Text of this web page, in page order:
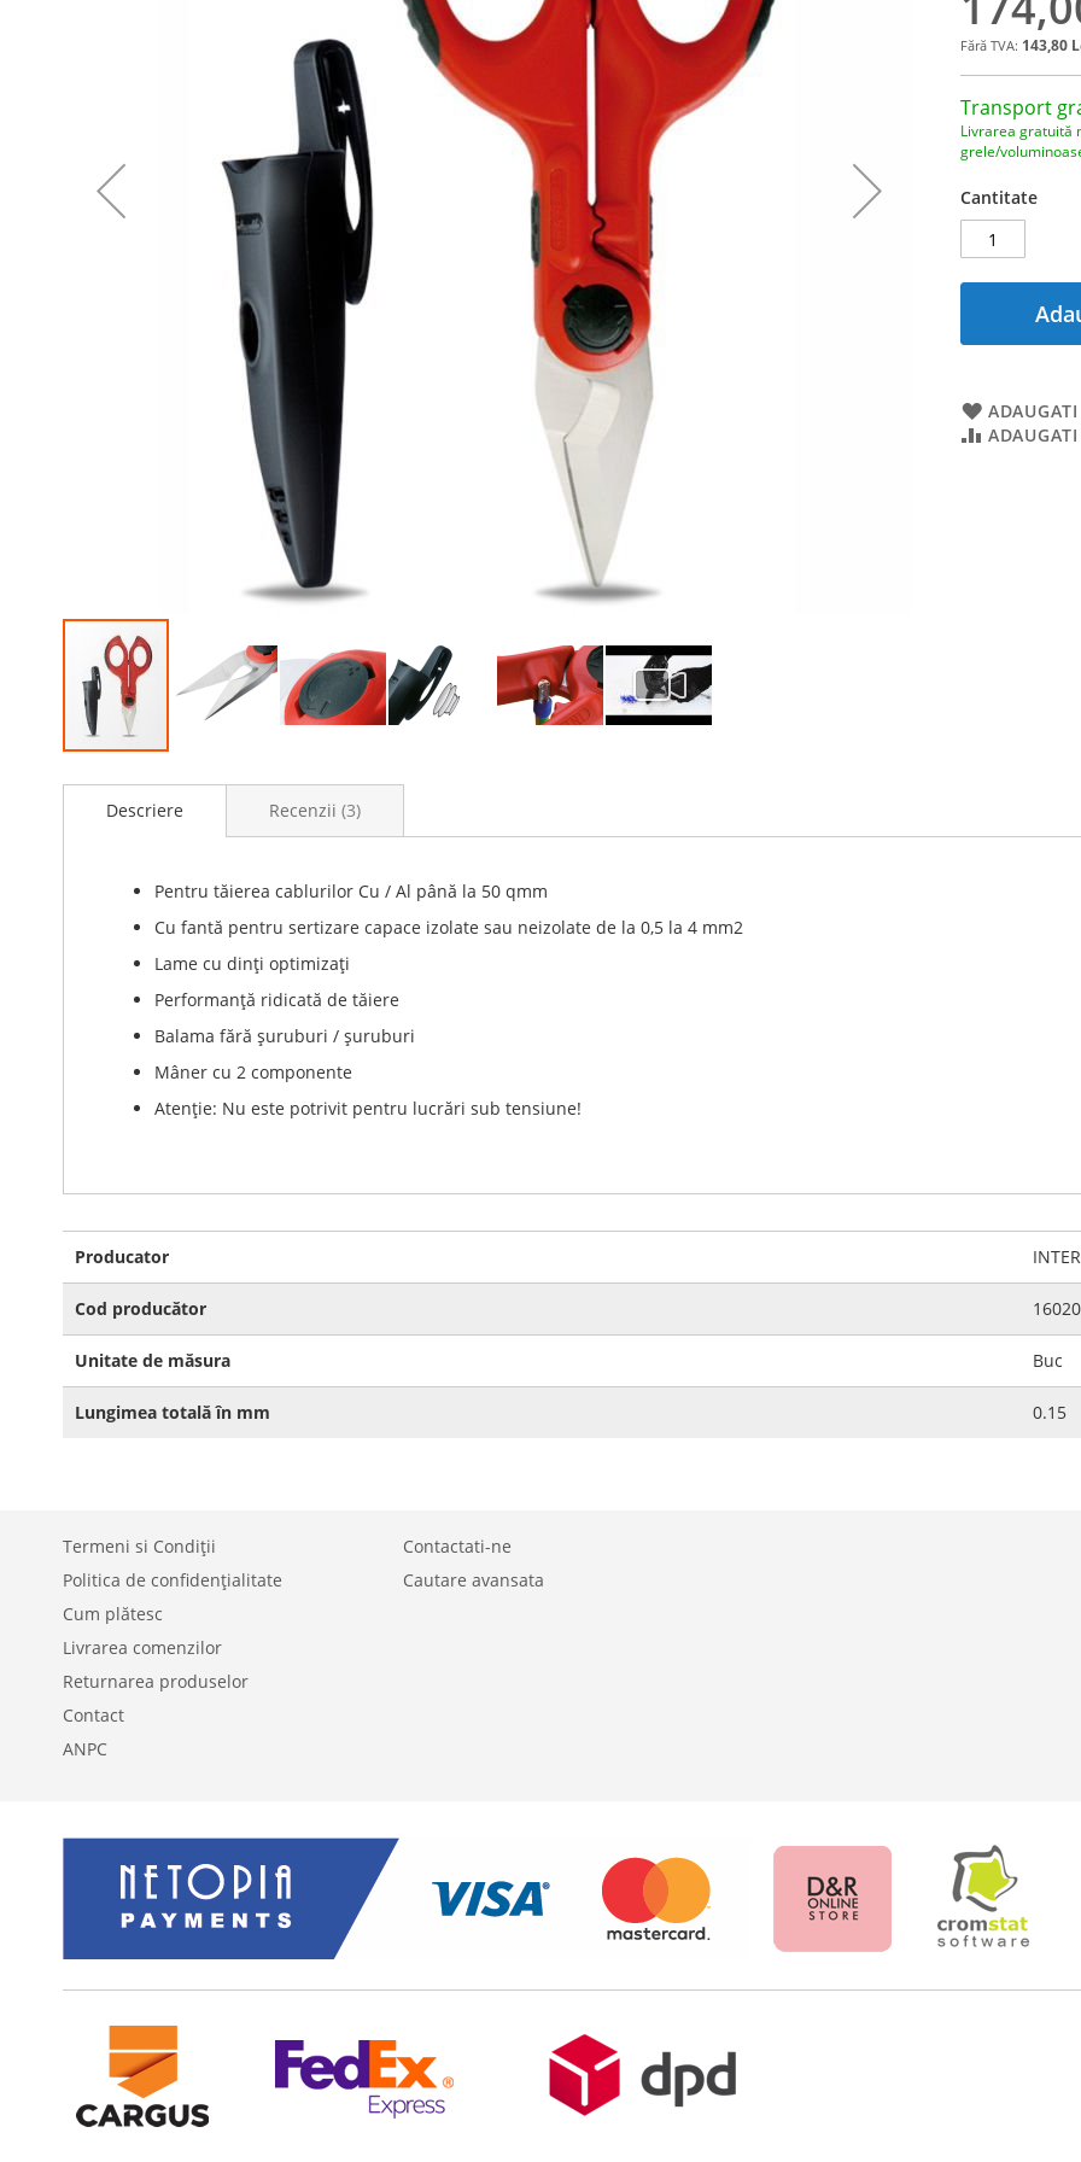
143,80
Transport
Livrarea gratuită
grele/
Cantitate
to
Descriere
Pentru tăierea cablurilor Cu / Al până la 50 qmm
Cu fantă pentru sertizare capace izolate sau neizolate de la 0,5 la 4 mm2
Lame cu dinți optimizați
Performanță ridicată de tăiere
Balama fără șuruburi / șuruburi
Mâner cu 2 componente
Atenție: Nu este potrivit pentru lucrări sub tensiune!
Recenzii 3
multe
informatii
Producator
Cod producător
Unitate de măsura Buc
Lungimea totală în mm 0.15
Termeni si Condiții
Politica de confidențialitate
Cum plătesc
Livrarea comenzilor
Returnarea produselor
Contact
ANPC
Contactati-ne
Cautare avansata